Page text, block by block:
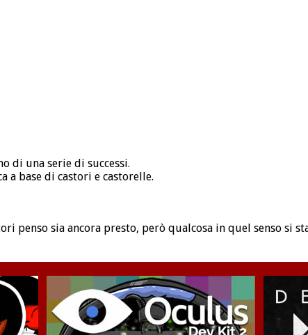
di una serie di successi.
a base di castori e castorelle.
penso sia ancora presto, però qualcosa in quel senso si